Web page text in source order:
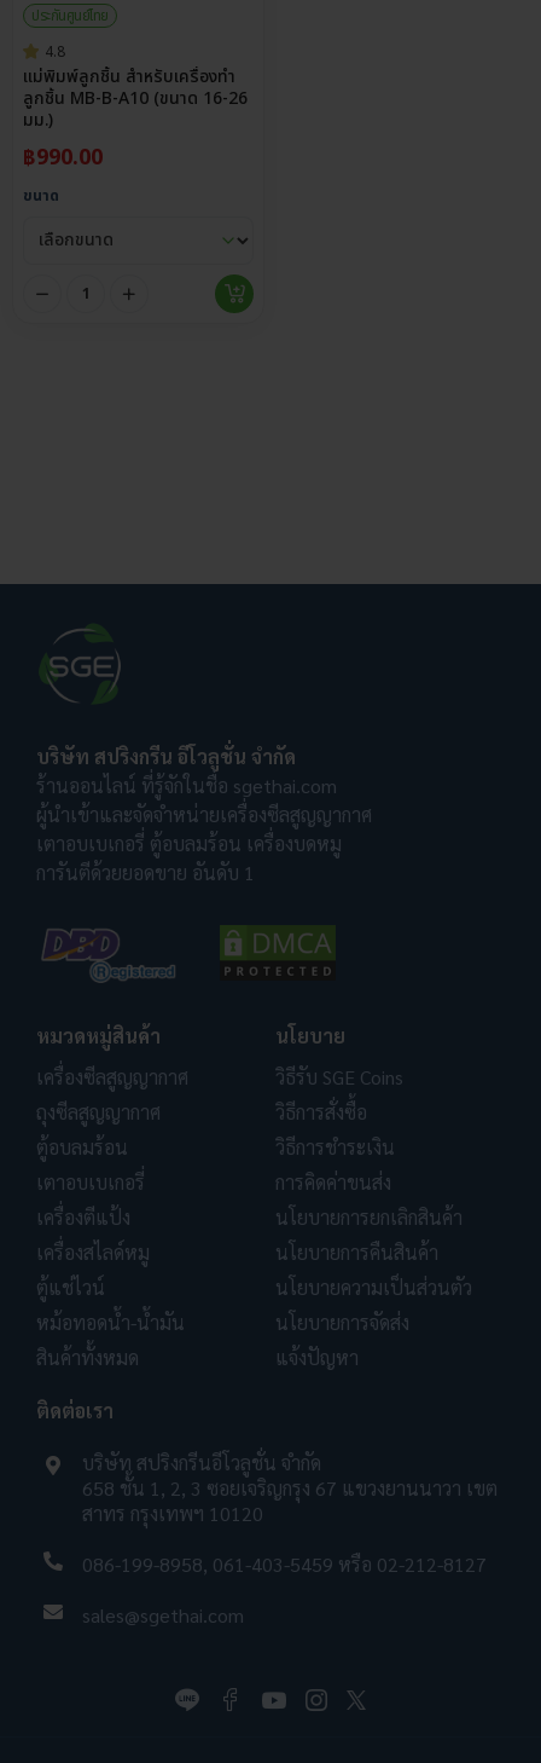
ประกันศูนย์ไทย
4.8
แม่พิมพ์ลูกชิ้น สำหรับเครื่องทำ
ลูกชิ้น MB-B-A10 (ขนาด 16-26
มม.)
฿990.00
ขนาด
บริษัท สปริงกรีน อีโวลูชั่น จำกัด
ร้านออนไลน์ ที่รู้จักในชื่อ sgethai.com
ผู้นำเข้าและจัดจำหน่ายเครื่องซีลสูญญากาศ
เตาอบเบเกอรี่ ตู้อบลมร้อน เครื่องบดหมู
การันตีด้วยยอดขาย อันดับ 1
หมวดหมู่สินค้า
เครื่องซีลสูญญากาศ
ถุงซีลสูญญากาศ
ตู้อบลมร้อน
เตาอบเบเกอรี่
เครื่องตีแป้ง
เครื่องสไลด์หมู
ตู้แช่ไวน์
หม้อทอดน้ำ-น้ำมัน
สินค้าทั้งหมด
นโยบาย
วิธีรับ SGE Coins
วิธีการสั่งซื้อ
วิธีการชำระเงิน
การคิดค่าขนส่ง
นโยบายการยกเลิกสินค้า
นโยบายการคืนสินค้า
นโยบายความเป็นส่วนตัว
นโยบายการจัดส่ง
แจ้งปัญหา
ติดต่อเรา
บริษัท สปริงกรีนอีโวลูชั่น จำกัด
658 ชั้น 1, 2, 3 ซอยเจริญกรุง 67 แขวงยานนาวา เขต
สาทร กรุงเทพฯ 10120
086-199-8958, 061-403-5459 หรือ 02-212-8127
sales@sgethai.com